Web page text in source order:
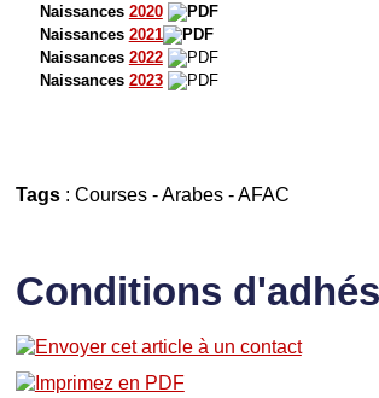
Naissances 2020
Naissances 2021
Naissances 2022
Naissances 2023
Tags: Courses-Arabes-AFAC
Conditions